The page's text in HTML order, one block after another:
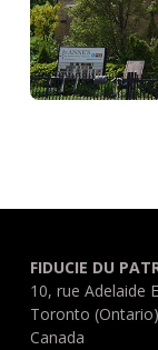
FIDUCIE DU
10, rue Adelaide
Toronto
Canada